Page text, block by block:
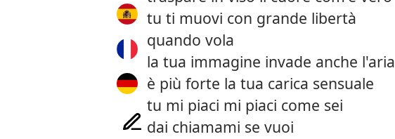
tu ti muovi con grande libertà
quando vola
la tua immagine invade anche l'aria
è più forte la tua carica sensuale
tu mi piaci mi piaci come sei
dai chiamami se vuoi